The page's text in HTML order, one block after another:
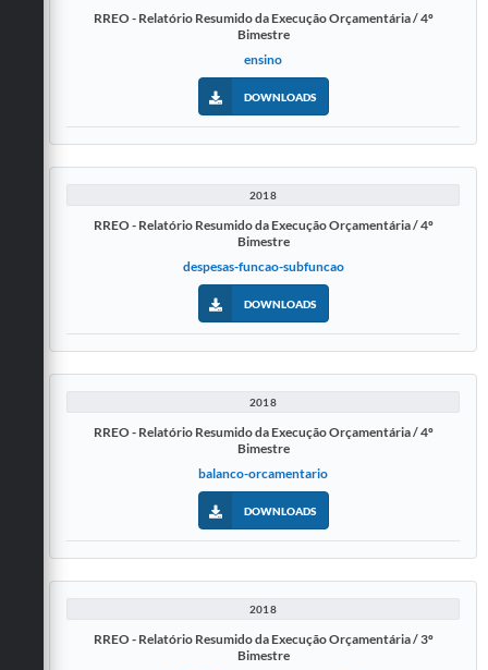
RREO - Relatório Resumido da Execução Orçamentária / 4º
Bimestre
ensino
DOWNLOADS
2018
RREO - Relatório Resumido da Execução Orçamentária / 4º
Bimestre
despesas-funcao-subfuncao
DOWNLOADS
2018
RREO - Relatório Resumido da Execução Orçamentária / 4º
Bimestre
balanco-orcamentario
DOWNLOADS
2018
RREO - Relatório Resumido da Execução Orçamentária / 3º
Bimestre